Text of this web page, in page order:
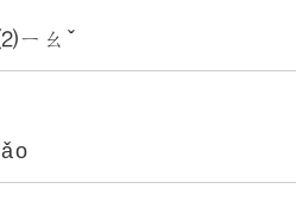
ㄠˇ